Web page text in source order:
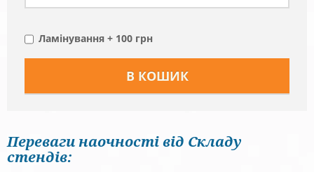
Ламінування + 100 грн
Переваги наочності від Складу
стендів: